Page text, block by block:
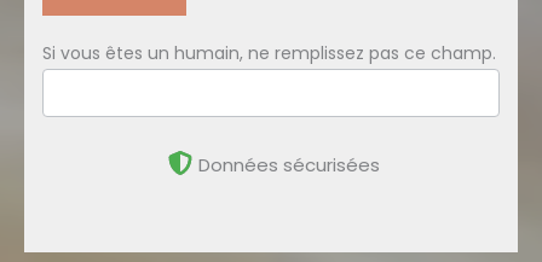
Si vous êtes un humain, ne remplissez pas ce champ.
Données sécurisées